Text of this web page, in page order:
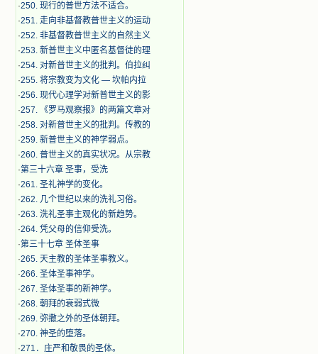
·250. 现行的普世方法不适合。
·251. 走向非基督教普世主义的运动
·252. 非基督教普世主义的自然主义
·253. 新普世主义中匿名基督徒的理
·254. 对新普世主义的批判。伯拉纠
·255. 将宗教变为文化 — 坎帕内拉
·256. 现代心理学对新普世主义的影
·257. 《罗马观察报》的两篇文章对
·258. 对新普世主义的批判。传教的
·259. 新普世主义的神学弱点。
·260. 普世主义的真实状况。从宗教
·第三十六章 圣事，受洗
·261. 圣礼神学的变化。
·262. 几个世纪以来的洗礼习俗。
·263. 洗礼圣事主观化的新趋势。
·264. 凭父母的信仰受洗。
·第三十七章 圣体圣事
·265. 天主教的圣体圣事教义。
·266. 圣体圣事神学。
·267. 圣体圣事的新神学。
·268. 朝拜的衰弱式微
·269. 弥撒之外的圣体朝拜。
·270. 神圣的堕落。
·271．庄严和敬畏的圣体。